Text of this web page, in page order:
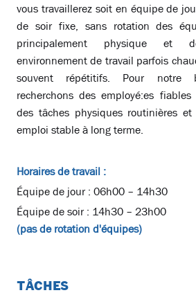
vous travaillerez soit en équipe de
de soir fixe, sans rotation des
principalement physique et
environnement de travail parfois
souvent répétitifs. Pour notre
recherchons des employé:es
des tâches physiques routinières
emploi stable à long terme.
Horaires de travail :
Équipe de jour : 06h00 – 14h30
Équipe de soir : 14h30 – 23h00
(pas de rotation d'équipes)
TÂCHES